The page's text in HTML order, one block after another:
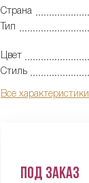
Страна
Тип
Цвет
Стиль
Все характеристики
Под заказ